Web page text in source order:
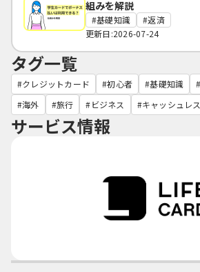
組みを解説
基礎知識
返済
更新日:2026-07-24
タグ一覧
クレジットカード 初心者 基礎知識
海外
旅行 ビジネス キャッシュレス
サービス情報